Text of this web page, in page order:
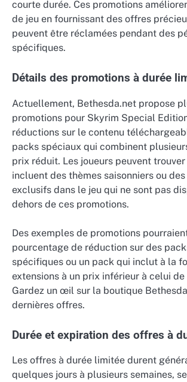
courte durée. Ces promotions
de jeu en fournissant des offres
peuvent être réclamées pendant des
spécifiques.
Détails des promotions à durée
Actuellement, Bethesda.net propose
promotions pour Skyrim Special
réductions sur le contenu
packs spéciaux qui combinent
prix réduit. Les joueurs peuvent
incluent des thèmes saisonniers ou
exclusifs dans le jeu qui ne sont pas
dehors de ces promotions.
Des exemples de promotions
pourcentage de réduction sur des
spécifiques ou un pack qui inclut à la
extensions à un prix inférieur à celui de
Gardez un œil sur la boutique
dernières offres.
Durée et expiration des offres à
Les offres à durée limitée durent
quelques jours à plusieurs semaines,